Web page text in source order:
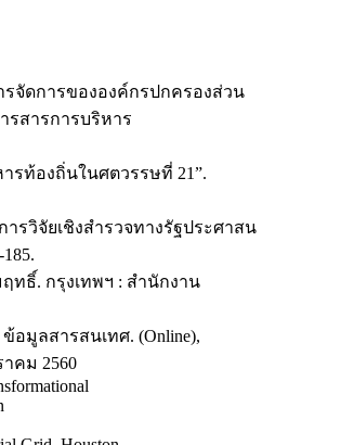
จัดการขององค์กรปกครองส่วน
รสารการบริหาร
รท้องถิ่นในศตวรรษที่ 21”.
รวิจัยเชิงสำรวจทางรัฐประศาสน
ทธิ์. กรุงเทพฯ : สำนักงาน
อมูลสารสนเทศ. (Online),
าคม 2560